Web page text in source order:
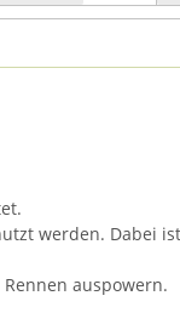
werden. Dabei
auspowern.